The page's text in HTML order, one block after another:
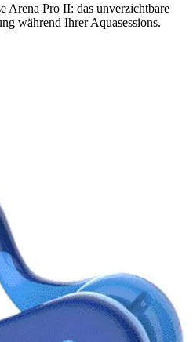
Arena Pro II: das unverzichtbare
während Ihrer Aquasessions.